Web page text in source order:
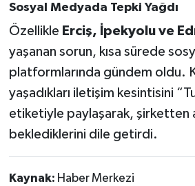
Sosyal Medyada Tepki Yağdı
Özellikle Erciş, İpekyolu ve
yaşanan sorun, kısa sürede
platformlarında gündem oldu.
yaşadıkları iletişim kesintisini
etiketiyle paylaşarak, şirketten
beklediklerini dile getirdi.
Kaynak: Haber Merkezi